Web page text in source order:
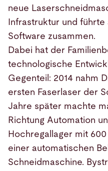
neue
Infrastruktur und
Software zusammen.
Dabei hat der
technologische
Gegenteil: 2014 nahm
ersten Faserlaser der
Jahre später machte
Richtung Automation
Hochregallager mit
einer automatischen
Schneidmaschine.